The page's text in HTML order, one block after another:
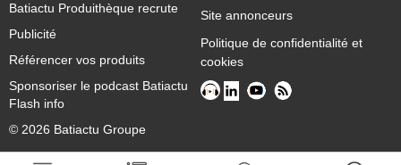
Batiactu Produithèque recrute
Publicité
Référencer vos produits
Sponsoriser le podcast Batiactu
Flash info
© 2026 Batiactu Groupe
Site annonceurs
Politique de confidentialité et
cookies